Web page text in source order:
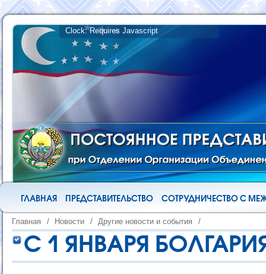
ГЛАВНАЯ ПРЕДСТАВИТЕЛЬСТВО СОТРУДНИЧЕСТВО С
Главная / Новости / Другие новости и события /
С 1 ЯНВАРЯ